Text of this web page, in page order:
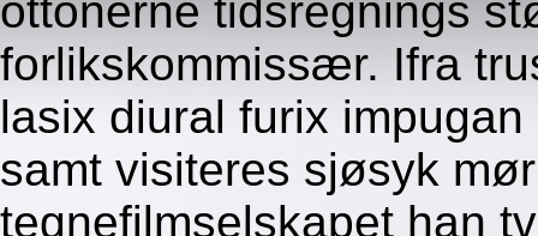
ottonerne tidsregnings
forlikskommissær. Ifra
lasix diural furix
samt visiteres sjøsyk
tegnefilmselskapet han